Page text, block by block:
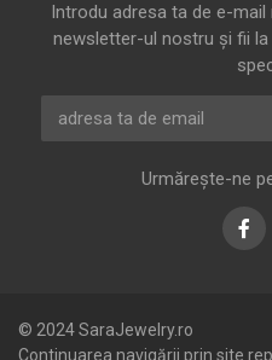
Introdu adresa ta de e-
newsletter-ul nostru și fii
Urmărește-ne
© 2024 SaraJewelry.ro
Continuarea navigării prin site